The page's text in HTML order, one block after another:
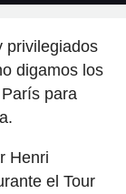
privilegiados
digamos los
para
Henri
el Tour